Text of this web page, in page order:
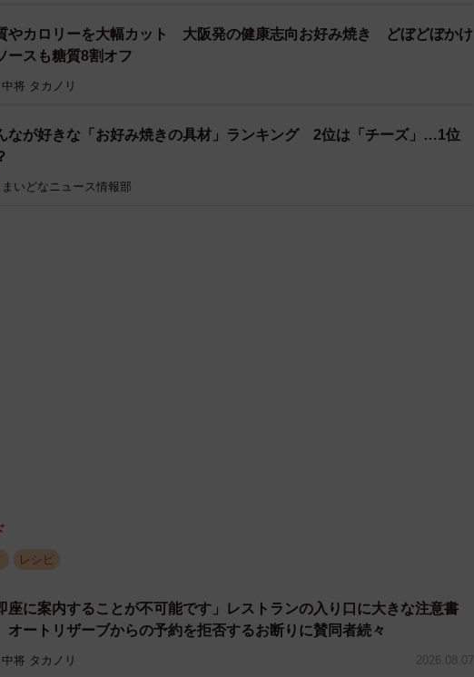
式X／ホットサンドメーカーでお好み焼き
status/1767697600730521995
式／関西オッコサンド
recipe/detail/
やカロリーを大幅カット 大阪発の健康志向お好み焼き どぼどぼかけ
ースも糖質8割オフ
中将 タカノリ
なが好きな「お好み焼きの具材」ランキング 2位は「チーズ」…1位
まいどなニュース情報部
レシピ
座に案内することが不可能です」レストランの入り口に大きな注意書
ートリザーブからの予約を拒否するお断りに賛同者続々
中将 タカノリ 2026.08.07